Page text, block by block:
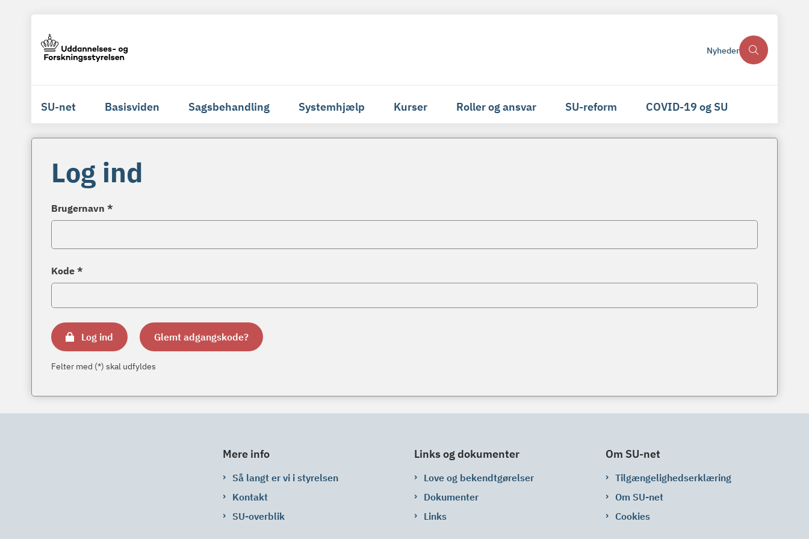
Nyheder
SU-net Basisviden Sagsbehandling Systemhjælp Kurser Roller og ansvar SU-reform COVID-19 og SU
Log ind
Brugernavn *
Kode *
Log ind Glemt adgangskode?
Felter med (*) skal udfyldes
Mere info
Så langt er vi i styrelsen
Kontakt
SU-overblik
Links og dokumenter
Love og bekendtgørelser
Dokumenter
Links
Om SU-net
Tilgængelighedserklæring
Om SU-net
Cookies